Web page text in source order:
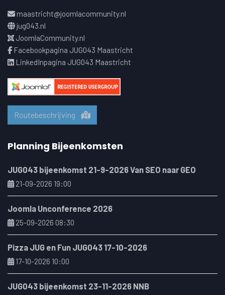
maastricht@joomlacommunity.nl
jug043.nl
JoomlaCommunity.nl
Facebookpagina JUG043 Maastricht
LinkedInpagina JUG043 Maastricht
Routebeschrijving
Planning Bijeenkomsten
JUG043 bijeenkomst 21-9-2026 Van SEO naar GEO
21-09-2026 19:00
Joomla Unconference 2026
25-09-2026 08:30
Pizza JUG en Fun JUG043 17-10-2026
17-10-2026 10:00
JUG043 bijeenkomst 23-11-2026 NNB